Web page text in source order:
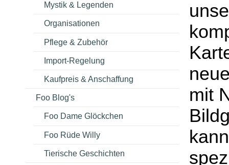
Mystik & Legenden
Organisationen
Pflege & Zubehör
Import-Regelung
Kaufpreis & Anschaffung
Foo Blog's
Foo Dame Glöckchen
Foo Rüde Willy
Tierische Geschichten
mit